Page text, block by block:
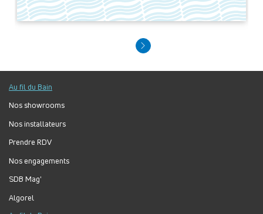
Au fil du Bain
Nos showrooms
Nos installateurs
Prendre RDV
Nos engagements
SDB Mag'
Algorel